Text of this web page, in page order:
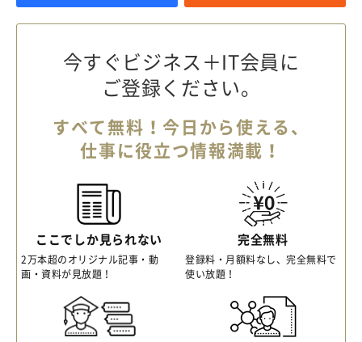
今すぐビジネス＋IT会員に
ご登録ください。
すべて無料！今日から使える、
仕事に役立つ情報満載！
ここでしか見られない
2万本超のオリジナル記事・動
画・資料が見放題！
完全無料
登録料・月額料なし、完全無料で
使い放題！